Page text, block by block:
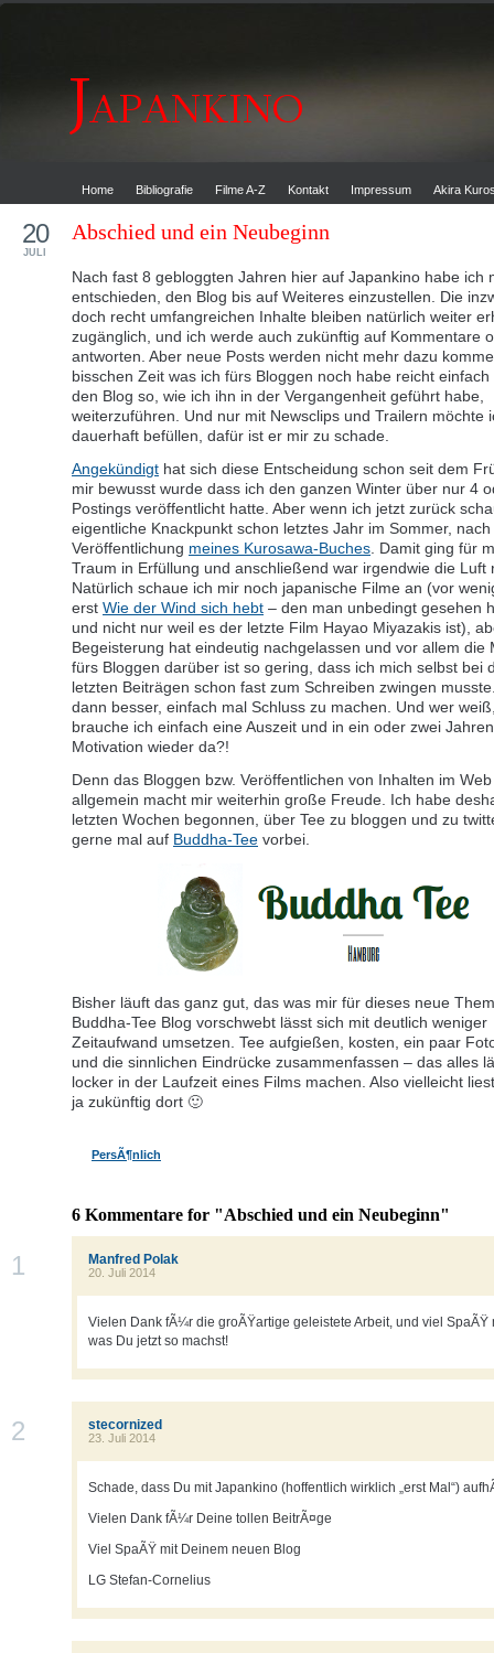
Home Bibliografie Filme A-Z Kontakt Impressum Akira
Abschied und ein Neubeginn
20
JULI
Nach fast 8 gebloggten Jahren hier auf Japankino habe ich
entschieden, den Blog bis auf Weiteres einzustellen. Die
doch recht umfangreichen Inhalte bleiben natürlich weiter
zugänglich, und ich werde auch zukünftig auf Kommentare
antworten. Aber neue Posts werden nicht mehr dazu
bisschen Zeit was ich fürs Bloggen noch habe reicht einfach
den Blog so, wie ich ihn in der Vergangenheit geführt habe,
weiterzuführen. Und nur mit Newsclips und Trailern möchte
dauerhaft befüllen, dafür ist er mir zu schade.
Angekündigt hat sich diese Entscheidung schon seit dem
mir bewusst wurde dass ich den ganzen Winter über nur 4
Postings veröffentlicht hatte. Aber wenn ich jetzt zurück
eigentliche Knackpunkt schon letztes Jahr im Sommer,
Veröffentlichung meines Kurosawa-Buches. Damit ging für
Traum in Erfüllung und anschließend war irgendwie die Luft
Natürlich schaue ich mir noch japanische Filme an (vor
erst Wie der Wind sich hebt – den man unbedingt gesehen
und nicht nur weil es der letzte Film Hayao Miyazakis ist),
Begeisterung hat eindeutig nachgelassen und vor allem die
fürs Bloggen darüber ist so gering, dass ich mich selbst bei
letzten Beiträgen schon fast zum Schreiben zwingen
dann besser, einfach mal Schluss zu machen. Und wer
brauche ich einfach eine Auszeit und in ein oder zwei
Motivation wieder da?!
Denn das Bloggen bzw. Veröffentlichen von Inhalten im
allgemein macht mir weiterhin große Freude. Ich habe
letzten Wochen begonnen, über Tee zu bloggen und zu
gerne mal auf Buddha-Tee vorbei.
Bisher läuft das ganz gut, das was mir für dieses neue
Buddha-Tee Blog vorschwebt lässt sich mit deutlich weniger
Zeitaufwand umsetzen. Tee aufgießen, kosten, ein paar
und die sinnlichen Eindrücke zusammenfassen – das alles
locker in der Laufzeit eines Films machen. Also vielleicht
ja zukünftig dort 🙂
PersÃ¶nlich
6 Kommentare for "Abschied und ein Neubeginn"
Manfred Polak
20. Juli 2014
1
Vielen Dank fÃ¼r die groÃŸartige geleistete Arbeit, und viel SpaÃŸ
was Du jetzt so machst!
stecornized
23. Juli 2014
2
Schade, dass Du mit Japankino (hoffentlich wirklich „erst Mal“)
Vielen Dank fÃ¼r Deine tollen BeitrÃ¤ge
Viel SpaÃŸ mit Deinem neuen Blog
LG Stefan-Cornelius